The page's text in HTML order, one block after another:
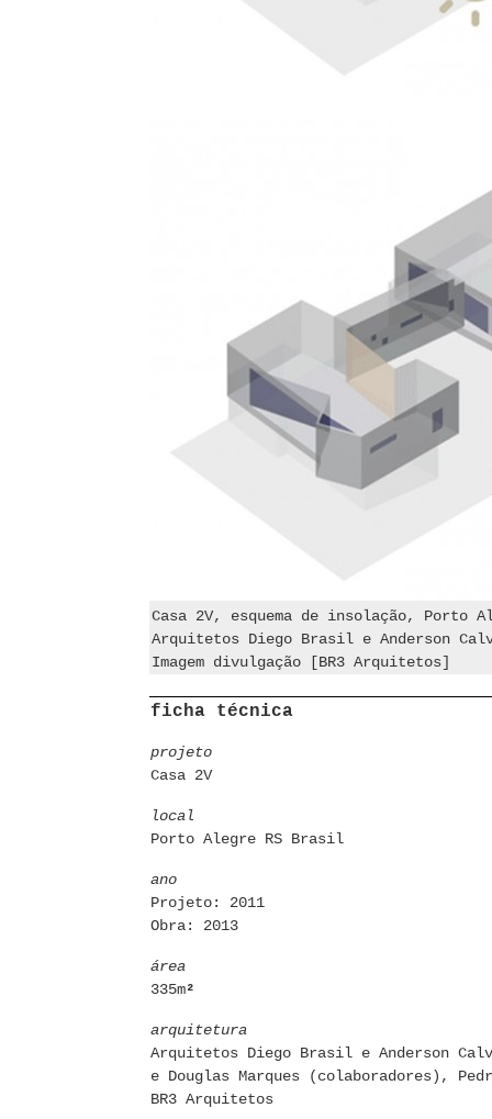
Casa 2V, esquema de insolação, Porto
Arquitetos Diego Brasil e Anderson
Imagem divulgação [BR3 Arquitetos]
ficha técnica
projeto
Casa 2V
local
Porto Alegre RS Brasil
ano
Projeto: 2011
Obra: 2013
área
335m²
arquitetura
Arquitetos Diego Brasil e Anderson
e Douglas Marques (colaboradores),
BR3 Arquitetos